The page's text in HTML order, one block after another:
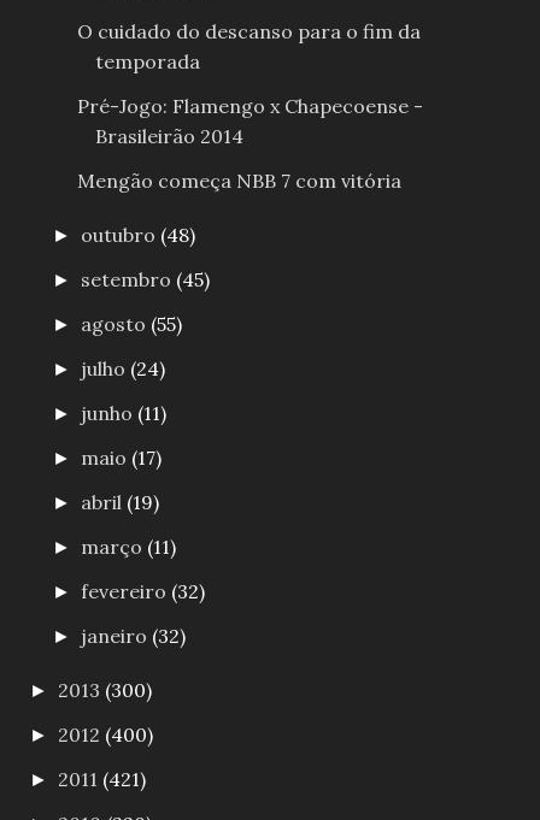
O cuidado do descanso para o fim da
temporada
Pré-Jogo: Flamengo x Chapecoense -
Brasileirão 2014
Mengão começa NBB 7 com vitória
► outubro (48)
► setembro (45)
► agosto (55)
► julho (24)
► junho (11)
► maio (17)
► abril (19)
► março (11)
►fevereiro (32)
► janeiro (32)
► 2013 (300)
► 2012 (400)
► 2011 (421)